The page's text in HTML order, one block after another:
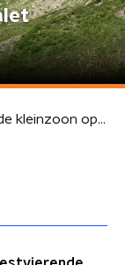
Tour-column #20: Ooit met de kleinzoon op de Tourmalet